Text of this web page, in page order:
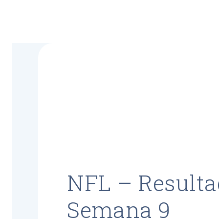
NFL –
Semana 9